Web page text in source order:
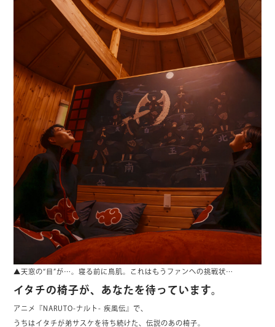
▲天窓の“目”が…。寝る前に鳥肌。これはもうファンへの挑戦状…
イタチの椅子が、あなたを待っています。
アニメ『NARUTO-ナルト- 疾風伝』で、
うちはイタチが弟サスケを待ち続けた、伝説のあの椅子。